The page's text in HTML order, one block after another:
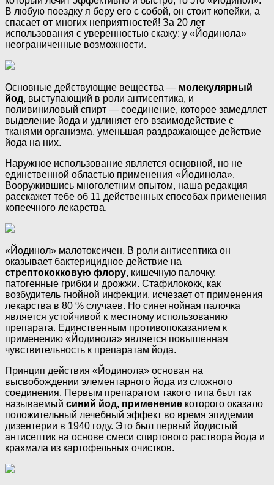
В любую поездку я беру его с собой, он стоит копейки, а
спасает от многих неприятностей! За 20 лет
использования с уверенностью скажу: у «Йодинола»
неограниченные возможности.
Основные действующие вещества — молекулярный
йод, выступающий в роли антисептика, и
поливиниловый спирт — соединение, которое замедляет
выделение йода и удлиняет его взаимодействие с
тканями организма, уменьшая раздражающее действие
йода на них.
Наружное использование является основной, но не
единственной областью применения «Йодинола».
Вооружившись многолетним опытом, наша редакция
расскажет тебе об 11 действенных способах применения
копеечного лекарства.
«Йодинол» малотоксичен. В роли антисептика он
оказывает бактерицидное действие на
стрептококковую флору, кишечную палочку,
патогенные грибки и дрожжи. Стафилококк, как
возбудитель гнойной инфекции, исчезает от применения
лекарства в 80 % случаев. Но синегнойная палочка
является устойчивой к местному использованию
препарата. Единственным противопоказанием к
применению «Йодинола» является повышенная
чувствительность к препаратам йода.
Принцип действия «Йодинола» основан на
высвобождении элементарного йода из сложного
соединения. Первым препаратом такого типа был так
называемый синий йод, применение которого оказало
положительный лечебный эффект во время эпидемии
дизентерии в 1940 году. Это был первый йодистый
антисептик на основе смеси спиртового раствора йода и
крахмала из картофельных очистков.